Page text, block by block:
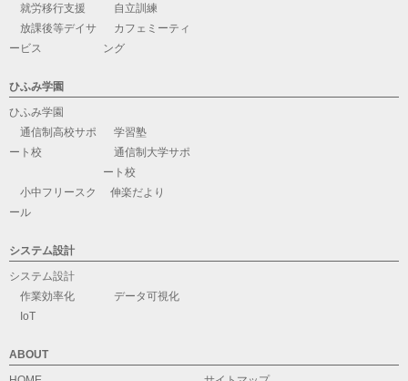
就労移行支援
自立訓練
放課後等デイサ
ービス
カフェミーティ
ング
ひふみ学園
ひふみ学園
通信制高校サポ
ート校
学習塾
通信制大学サポ
ート校
小中フリースク
ール
伸楽だより
システム設計
システム設計
作業効率化
データ可視化
IoT
ABOUT